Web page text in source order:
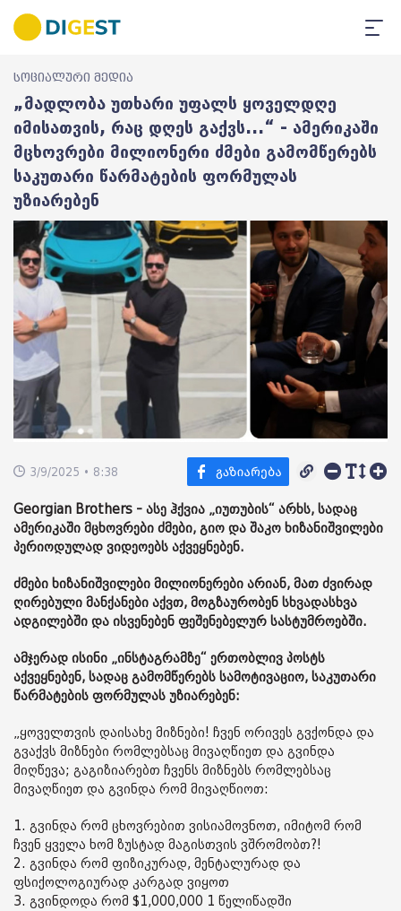
სოციალური მედია
„მადლობა უთხარი უფალს ყოველდღე
იმისათვის, რაც დღეს გაქვს...“ - ამერიკაში
მცხოვრები მილიონერი ძმები გამომწერებს
საკუთარი წარმატების ფორმულას
უზიარებენ
3/9/2025 • 8:38
Georgian Brothers - ასე ჰქვია „იუთუბის“ არხს, სადაც
ამერიკაში მცხოვრები ძმები, გიო და შაკო ხიზანიშვილები
პერიოდულად ვიდეოებს აქვეყნებენ.
ძმები ხიზანიშვილები მილიონერები არიან, მათ ძვირად
ღირებული მანქანები აქვთ, მოგზაურობენ სხვადასხვა
ადგილებში და ისვენებენ ფეშენებელურ სასტუმროებში.
ამჯერად ისინი „ინსტაგრამზე“ ერთობლივ პოსტს
აქვეყნებენ, სადაც გამომწერებს სამოტივაციო, საკუთარი
წარმატების ფორმულას უზიარებენ:
„ყოველთვის დაისახე მიზნები! ჩვენ ორივეს გვქონდა და
გვაქვს მიზნები რომლებსაც მივაღწიეთ და გვინდა
მიღწევა; გაგიზიარებთ ჩვენს მიზნებს რომლებსაც
მივაღწიეთ და გვინდა რომ მივაღწიოთ:
1. გვინდა რომ ცხოვრებით ვისიამოვნოთ, იმიტომ რომ
ჩვენ ყველა ხომ ზუსტად მაგისთვის ვშრომობთ?!
2. გვინდა რომ ფიზიკურად, მენტალურად და
ფსიქოლოგიურად კარგად ვიყოთ
3. გვინდოდა რომ $1,000,000 1 წელიწადში